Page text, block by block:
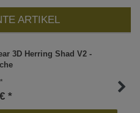
ARTIKEL
3D Herring Shad V2 -
*